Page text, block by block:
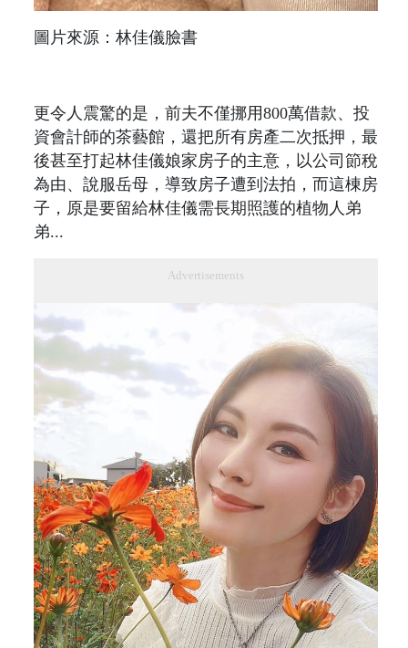
圖片來源：林佳儀臉書
更令人震驚的是，前夫不僅挪用800萬借款、投
資會計師的茶藝館，還把所有房產二次抵押，最
後甚至打起林佳儀娘家房子的主意，以公司節稅
為由、說服岳母，導致房子遭到法拍，而這棟房
子，原是要留給林佳儀需長期照護的植物人弟
弟...
Advertisements